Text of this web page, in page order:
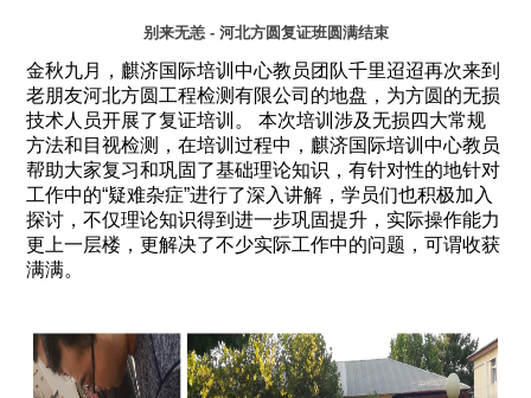
别来无恙 - 河北方圆复证班圆满结束
金秋九月，麒济国际培训中心教员团队千里迢迢再次来到
老朋友河北方圆工程检测有限公司的地盘，为方圆的无损
技术人员开展了复证培训。 本次培训涉及无损四大常规
方法和目视检测，在培训过程中，麒济国际培训中心教员
帮助大家复习和巩固了基础理论知识，有针对性的地针对
工作中的“疑难杂症”进行了深入讲解，学员们也积极加入
探讨，不仅理论知识得到进一步巩固提升，实际操作能力
更上一层楼，更解决了不少实际工作中的问题，可谓收获
满满。